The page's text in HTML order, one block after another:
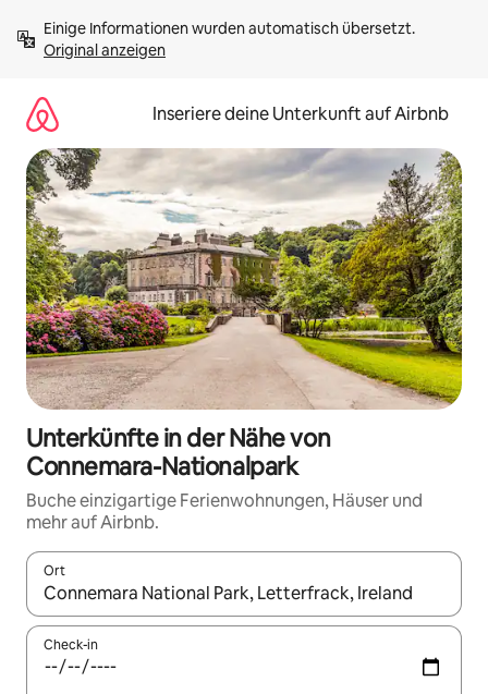
Inhalten
springenOriginal anzeigen
Inseriere deine Unterkunft auf Airbnb
Unterkünfte in der Nähe von
Connemara-Nationalpark
Buche einzigartige Ferienwohnungen, Häuser und
mehr auf Airbnb.
Ort
Wenn Ergebnisse verfügbar sind, navigiere mit den
Check-in